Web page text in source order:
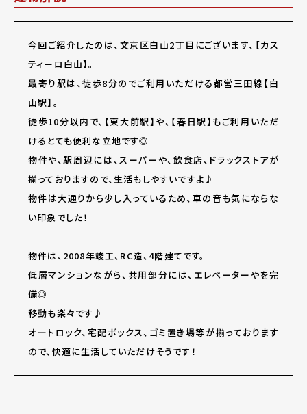
今回ご紹介したのは、文京区白山2丁目にございます、【カス
ティーロ白山】。
最寄り駅は、徒歩8分のでご利用いただける都営三田線【白
山駅】。
徒歩10分以内で、【東大前駅】や、【春日駅】もご利用いただ
けるとても便利な立地です◎
物件や、駅周辺には、スーパーや、飲食店、ドラックストアが
揃っておりますので、生活もしやすいですよ♪
物件は大通りから少し入っているため、車の音も気にならな
い印象でした！
物件は、2008年竣工、RC造、4階建てです。
低層マンションながら、共用部分には、エレベーターやを完
備◎
移動も楽々です♪
オートロック、宅配ボックス、ゴミ置き場等が揃っております
ので、快適に生活していただけそうです！